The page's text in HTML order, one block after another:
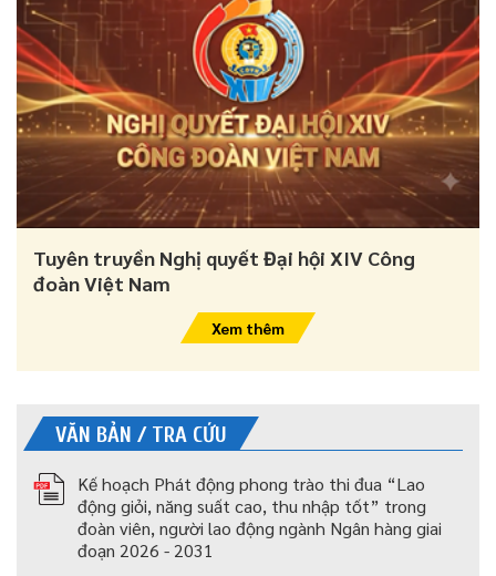
Tuyên truyền Nghị quyết Đại hội XIV Công
đoàn Việt Nam
Xem thêm
VĂN BẢN / TRA CỨU
Kế hoạch Phát động phong trào thi đua “Lao
động giỏi, năng suất cao, thu nhập tốt” trong
đoàn viên, người lao động ngành Ngân hàng giai
đoạn 2026 - 2031